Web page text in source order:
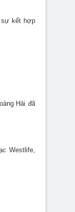
sự kết hợp
Hải đã
Westlife,